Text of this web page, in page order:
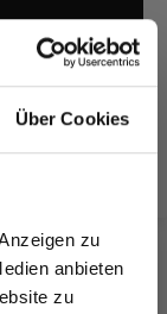
Über Cookies
zu
anbieten
zu